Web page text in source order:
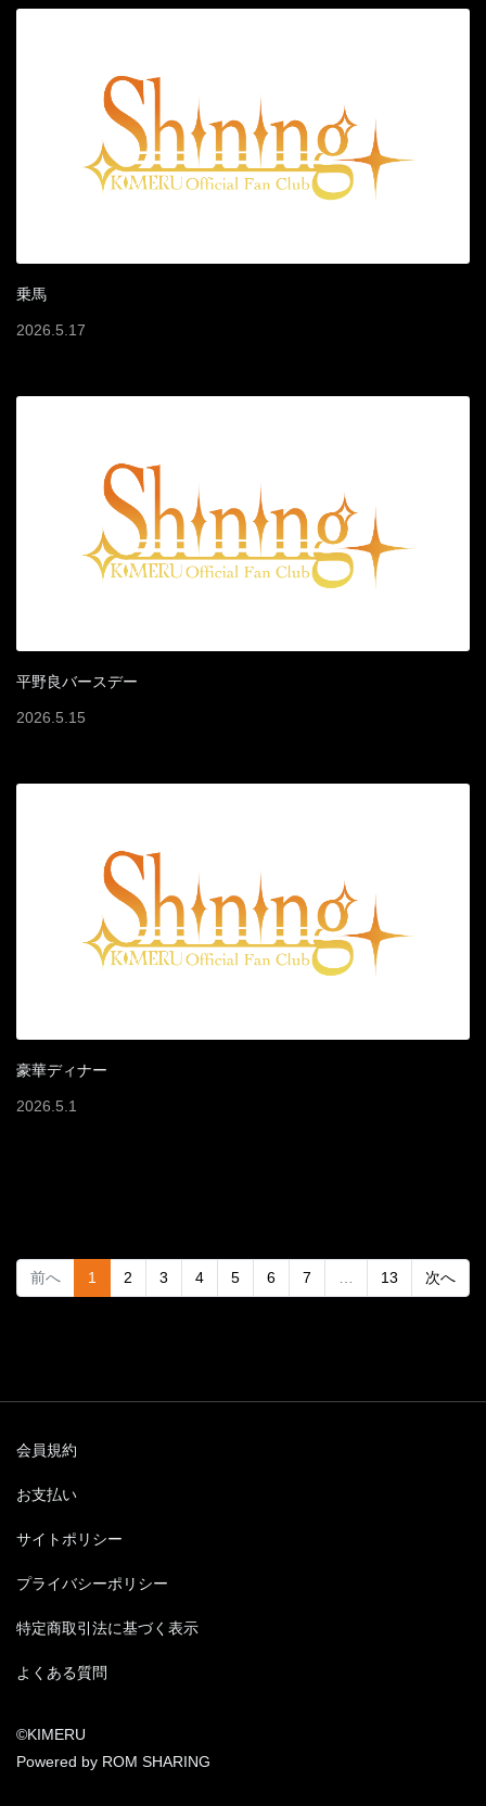
乗馬
2026.5.17
平野良バースデー
2026.5.15
豪華ディナー
2026 5 1
前へ 1 (current)
2 3 4 5 6 7 13 次へ
会員規約
お支払い
サイトポリシー
プライバシーポリシー
特定商取引法に基づく表示
よくある質問
©KIMERU
Powered by ROM SHARING